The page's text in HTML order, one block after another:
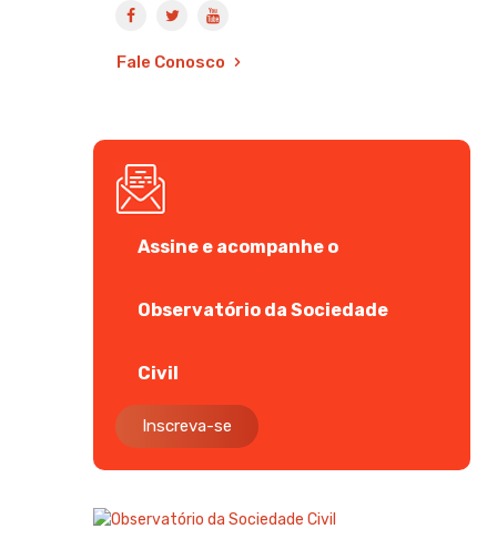
Fale Conosco
Assine e acompanhe o
Observatório da Sociedade
Civil
Inscreva-se